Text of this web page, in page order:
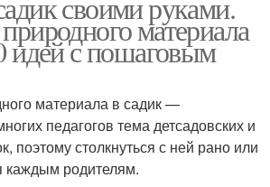
материала
идей с пошаговым
материала в садик —
педагогов тема детсадовских и
поэтому столкнуться с ней рано или
каждым родителям.